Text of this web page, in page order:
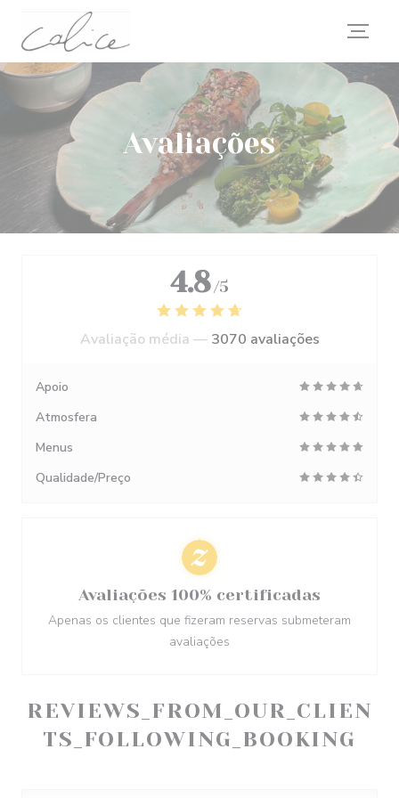
Painel de Gerenciamento de Cookies
Avaliações
REVIEWS_FROM_OUR_CLIEN
TS_FOLLOWING_BOOKING
4.8 /5
Avaliação média — 3070 avaliações
Apoio
Atmosfera
Menus
Qualidade/Preço
Avaliações 100% certificadas
Apenas os clientes que fizeram reservas submeteram
avaliações